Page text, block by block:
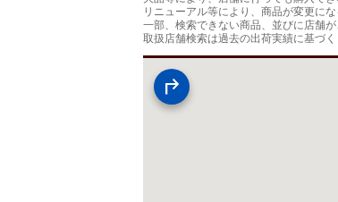
リニューアル等により、商品が変更に
一部、検索できない商品、並びに店舗
取扱店舗検索は過去の出荷実績に基づ